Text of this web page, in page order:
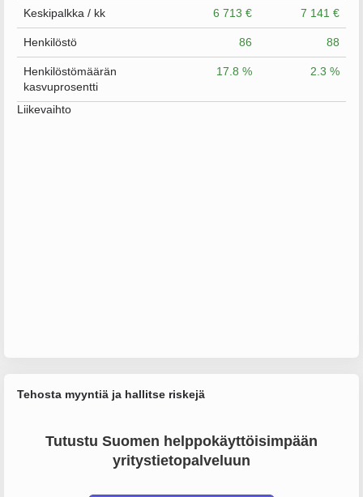
Keskipalkka / kk 6 713 € 7 141 €
Henkilöstö 86 88
Henkilöstömäärän
kasvuprosentti
17.8 % 2.3 %
Liikevaihto
Tehosta myyntiä ja hallitse riskejä
Tutustu Suomen helppokäyttöisimpään
yritystietopalveluun